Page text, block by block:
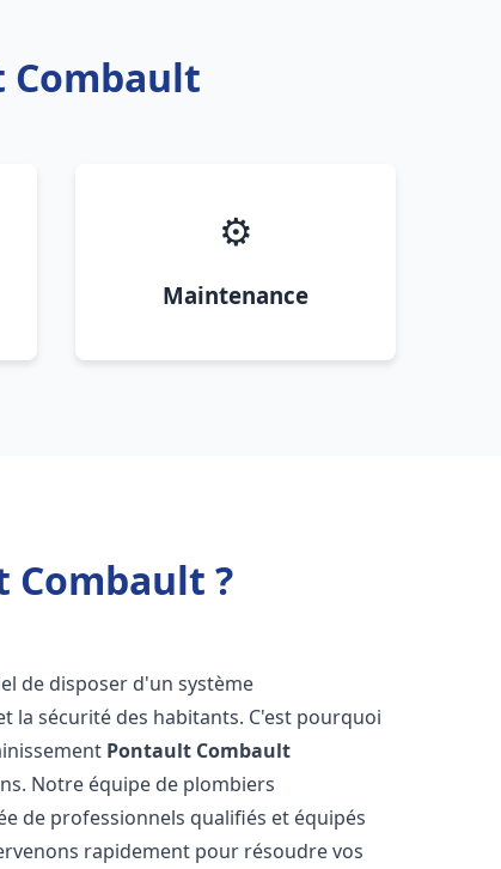
Combault
⚙️
Maintenance
Combault ?
de disposer d'un système
la sécurité des habitants. C'est pourquoi
Pontault Combault
Notre équipe de plombiers
de professionnels qualifiés et équipés
rapidement pour résoudre vos